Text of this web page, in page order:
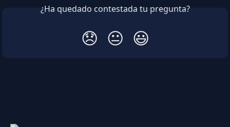
¿Ha quedado contestada tu pregunta?
😞 😐 😃